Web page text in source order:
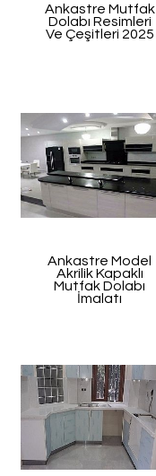
Ankastre Mutfak
Dolabı Resimleri
Ve Çeşitleri 2025
Ankastre Model
Akrilik Kapaklı
Mutfak Dolabı
İmalatı